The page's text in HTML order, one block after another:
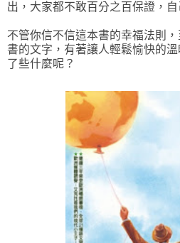
出，大家都不敢百分之百保證，
不管你信不信這本書的幸福法則
書的文字，有著讓人輕鬆愉快的
了些什麼呢？